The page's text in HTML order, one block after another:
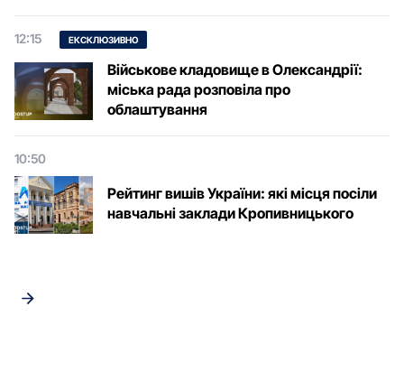
12:15 ЕКСКЛЮЗИВНО
Військове кладовище в Олександрії:
міська рада розповіла про
облаштування
10:50
Рейтинг вишів України: які місця посіли
навчальні заклади Кропивницького